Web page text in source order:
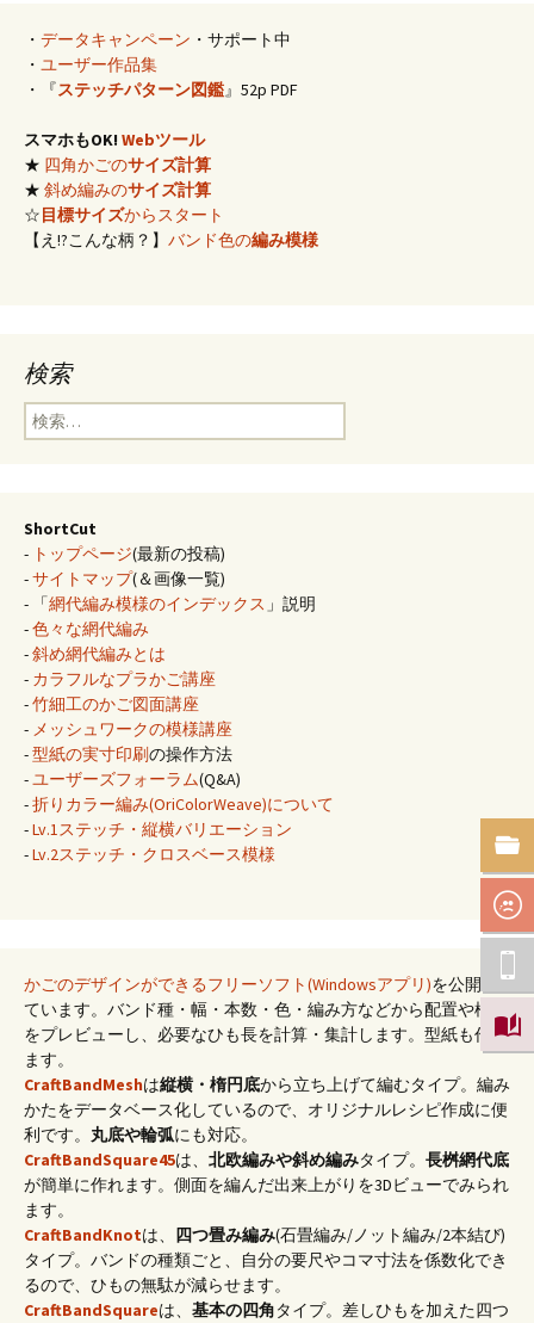
・ データキャンペーン ・サポート中
・ ユーザー作品集
・『ステッチパターン図鑑』52p PDF
スマホもOK! Webツール
★ 四角かごのサイズ計算
★ 斜め編みのサイズ計算
☆目標サイズからスタート
【え!?こんな柄？】 バンド色の編み模様
検索
検
索:
ShortCut
- トップページ(最新の投稿)
-サイトマップ(＆画像一覧)
- 「網代編み模様のインデックス 」説明
-色々な網代編み
-斜め網代編みとは
- カラフルなプラかご講座
-竹細工のかご図面講座
- メッシュワークの模様講座
-型紙の実寸印刷の操作方法
-ユーザーズフォーラム(Q&A)
-折りカラー編み(OriColorWeave)について
-Lv.1ステッチ・縦横バリエーション
-Lv.2ステッチ・クロスベース模様
かごのデザインができるフリーソフト(Windowsアプリ)を公開し
ています。バンド種・幅・本数・色・編み方などから配置や模様
をプレビューし、必要なひも長を計算・集計します。型紙も作れ
ます。
CraftBandMeshは縦横・楕円底から立ち上げて編むタイプ。編み
かたをデータベース化しているので、オリジナルレシピ作成に便
利です。 丸底や輪弧にも対応。
CraftBandSquare45は、 北欧編みや斜め編みタイプ。 長桝網代底
が簡単に作れます。側面を編んだ出来上がりを3Dビューでみられ
ます。
CraftBandKnotは、 四つ畳み編み(石畳編み/ノット編み/2本結び)
タイプ。バンドの種類ごと、自分の要尺やコマ寸法を係数化でき
るので、ひもの無駄が減らせます。
CraftBandSquareは、 基本の四角タイプ。差しひもを加えた四つ